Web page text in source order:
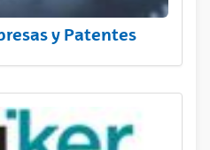
y Patentes